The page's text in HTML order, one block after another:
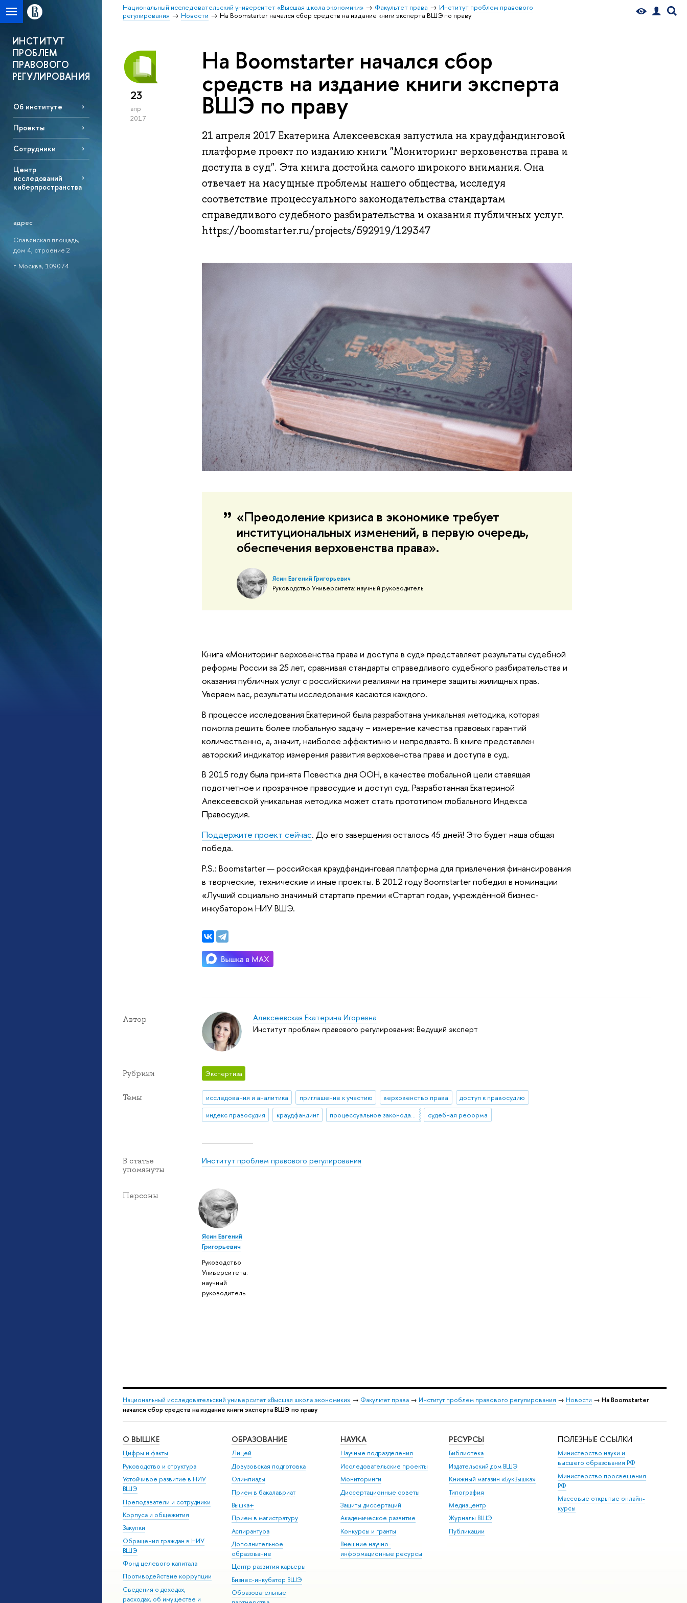
Национальный исследовательский университет «Высшая школа экономики» Факультет права
Институт проблем правового
регулирования
Новости На Boomstarter начался сбор средств на издание книги эксперта ВШЭ по праву
ИНСТИТУТ
ПРОБЛЕМ
ПРАВОВОГО
РЕГУЛИРОВАНИЯ
Об институте
Проекты
Сотрудники
Центр
исследований
киберпространства
адрес
Славянская площадь,
дом 4, строение 2
г. Москва, 109074
23
апр
2017
На Boomstarter начался сбор
средств на издание книги эксперта
ВШЭ по праву
21 апреля 2017 Екатерина Алексеевская запустила на краудфандинговой
платформе проект по изданию книги "Мониторинг верховенства права и
доступа в суд". Эта книга достойна самого широкого внимания. Она
отвечает на насущные проблемы нашего общества, исследуя
соответствие процессуального законодательства стандартам
справедливого судебного разбирательства и оказания публичных услуг.
https://boomstarter.ru/projects/592919/129347
«Преодоление кризиса в экономике требует
институциональных изменений, в первую очередь,
обеспечения верховенства права».
Ясин Евгений Григорьевич
Руководство Университета: научный руководитель
Книга «Мониторинг верховенства права и доступа в суд» представляет результаты судебной
реформы России за 25 лет, сравнивая стандарты справедливого судебного разбирательства и
оказания публичных услуг с российскими реалиями на примере защиты жилищных прав.
Уверяем вас, результаты исследования касаются каждого.
В процессе исследования Екатериной была разработана уникальная методика, которая
помогла решить более глобальную задачу – измерение качества правовых гарантий
количественно, а, значит, наиболее эффективно и непредвзято. В книге представлен
авторский индикатор измерения развития верховенства права и доступа в суд.
В 2015 году была принята Повестка дня ООН, в качестве глобальной цели ставящая
подотчетное и прозрачное правосудие и доступ суд. Разработанная Екатериной
Алексеевской уникальная методика может стать прототипом глобального Индекса
Правосудия.
Поддержите проект сейчас. До его завершения осталось 45 дней! Это будет наша общая
победа.
P.S.: Boomstarter — российская краудфандинговая платформа для привлечения финансирования
в творческие, технические и иные проекты. В 2012 году Boomstarter победил в номинации
«Лучший социально значимый стартап» премии «Стартап года», учреждённой бизнес-
инкубатором НИУ ВШЭ.
Автор
Алексеевская Екатерина Игоревна
Институт проблем правового регулирования: Ведущий эксперт
Рубрики Экспертиза
Темы исследования и аналитика приглашение к участию верховенство права
доступ к правосудию
индекс правосудия
краудфандинг процессуальное законодательство судебная реформа
В статье
упомянуты
Институт проблем правового регулирования
Персоны
Ясин Евгений
Григорьевич
Руководство
Университета:
научный
руководитель
Национальный исследовательский университет «Высшая школа экономики» → Факультет права → Институт проблем правового регулирования → Новости → На Boomstarter
начался сбор средств на издание книги эксперта ВШЭ по праву
О ВЫШКЕ
Цифры и факты
Руководство и структура
Устойчивое развитие в НИУ
ВШЭ
Преподаватели и сотрудники
Корпуса и общежития
Закупки
Обращения граждан в НИУ
ВШЭ
Фонд целевого капитала
Противодействие коррупции
Сведения о доходах,
расходах, об имуществе и
ОБРАЗОВАНИЕ
Лицей
Довузовская подготовка
Олимпиады
Прием в бакалавриат
Вышка+
Прием в магистратуру
Аспирантура
Дополнительное
образование
Центр развития карьеры
Бизнес-инкубатор ВШЭ
Образовательные
НАУКА
Научные подразделения
Исследовательские проекты
Мониторинги
Диссертационные советы
Защиты диссертаций
Академическое развитие
Конкурсы и гранты
Внешние научно-
информационные ресурсы
РЕСУРСЫ
Библиотека
Издательский дом ВШЭ
Книжный магазин «БукВышка»
Типография
Медиацентр
Журналы ВШЭ
Публикации
ПОЛЕЗНЫЕ ССЫЛКИ
Министерство науки и
высшего образования РФ
Министерство просвещения
РФ
Массовые открытые онлайн-
курсы